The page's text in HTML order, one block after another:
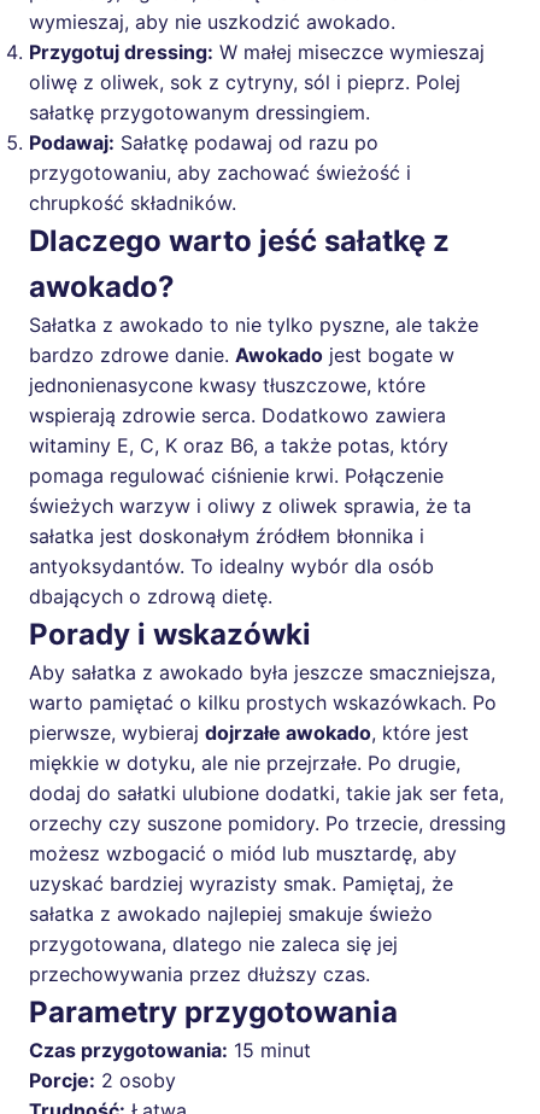
wymieszaj, aby nie uszkodzić awokado.
Przygotuj dressing: W małej miseczce wymieszaj
oliwę z oliwek, sok z cytryny, sól i pieprz. Polej
sałatkę przygotowanym dressingiem.
Podawaj: Sałatkę podawaj od razu po
przygotowaniu, aby zachować świeżość i
chrupkość składników.
Dlaczego warto jeść sałatkę z
awokado?
Sałatka z awokado to nie tylko pyszne, ale także
bardzo zdrowe danie. Awokado jest bogate w
jednonienasycone kwasy tłuszczowe, które
wspierają zdrowie serca. Dodatkowo zawiera
witaminy E, C, K oraz B6, a także potas, który
pomaga regulować ciśnienie krwi. Połączenie
świeżych warzyw i oliwy z oliwek sprawia, że ta
sałatka jest doskonałym źródłem błonnika i
antyoksydantów. To idealny wybór dla osób
dbających o zdrową dietę.
Porady i wskazówki
Aby sałatka z awokado była jeszcze smaczniejsza,
warto pamiętać o kilku prostych wskazówkach. Po
pierwsze, wybieraj dojrzałe awokado, które jest
miękkie w dotyku, ale nie przejrzałe. Po drugie,
dodaj do sałatki ulubione dodatki, takie jak ser feta,
orzechy czy suszone pomidory. Po trzecie, dressing
możesz wzbogacić o miód lub musztardę, aby
uzyskać bardziej wyrazisty smak. Pamiętaj, że
sałatka z awokado najlepiej smakuje świeżo
przygotowana, dlatego nie zaleca się jej
przechowywania przez dłuższy czas.
Parametry przygotowania
Czas przygotowania: 15 minut
Porcje: 2 osoby